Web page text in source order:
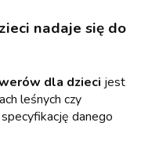
nadaje się do
dla dzieci jest
leśnych czy
danego